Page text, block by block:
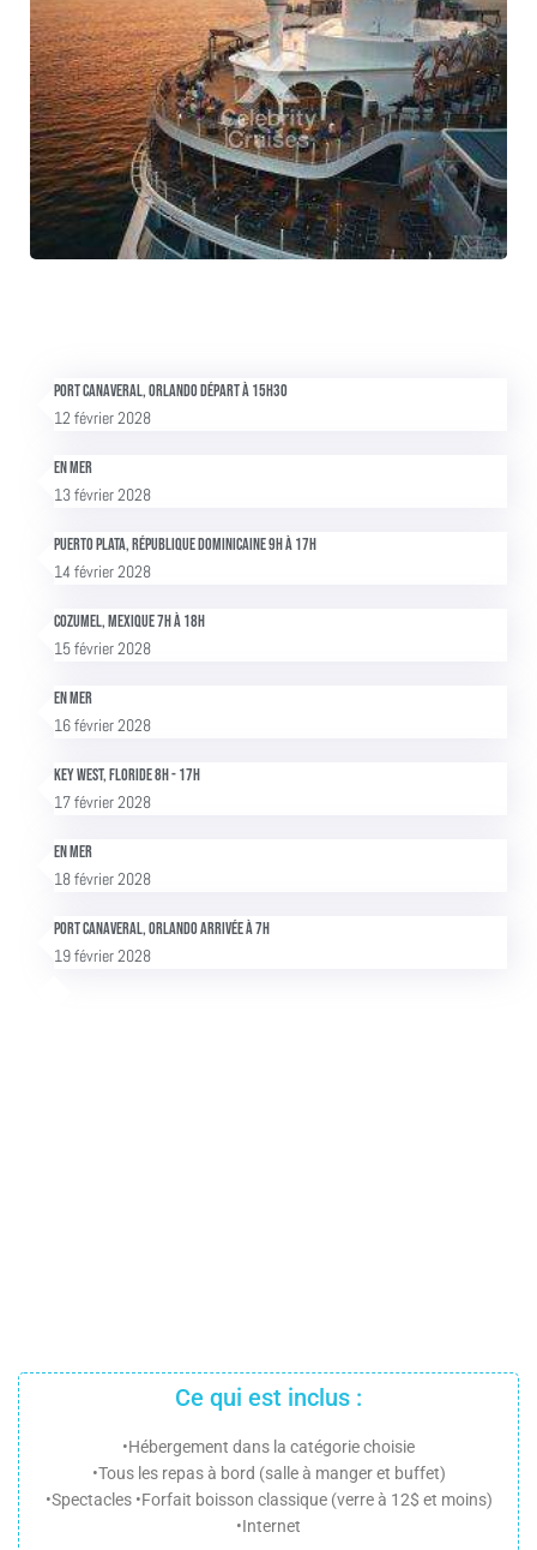
Port Canaveral, Orlando Départ à 15h30
12 février 2028
En mer
13 février 2028
Puerto Plata, République dominicaine 9h à 17h
14 février 2028
Cozumel, Mexique 7h à 18h
15 février 2028
En mer
16 février 2028
Key West, Floride 8h - 17h
17 février 2028
En mer
18 février 2028
Port Canaveral, Orlando Arrivée à 7h
19 février 2028
Ce qui est inclus :
•Hébergement dans la catégorie choisie
•Tous les repas à bord (salle à manger et buffet)
•Spectacles •Forfait boisson classique (verre à 12$ et moins)
•Internet